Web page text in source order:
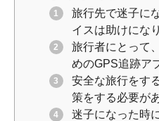
旅行先で迷子に
イスは助けにな
旅行者にとって
めのGPS追跡ア
安全な旅行をす
策をする必要が
迷子になった時